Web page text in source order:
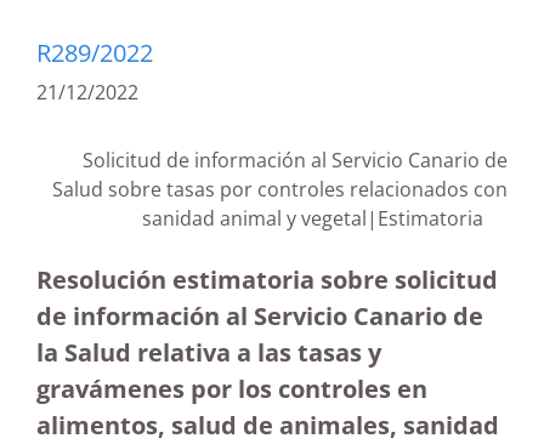
R289/2022
21/12/2022
Solicitud de información al Servicio Canario de
Salud sobre tasas por controles relacionados con
sanidad animal y vegetal|Estimatoria
Resolución estimatoria sobre solicitud
de información al Servicio Canario de
la Salud relativa a las tasas y
gravámenes por los controles en
alimentos, salud de animales, sanidad